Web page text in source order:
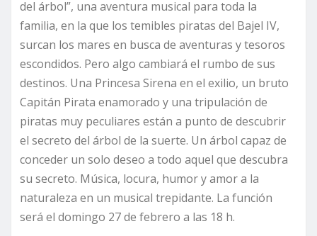
del árbol”, una aventura musical para toda la
familia, en la que los temibles piratas del Bajel IV,
surcan los mares en busca de aventuras y tesoros
escondidos. Pero algo cambiará el rumbo de sus
destinos. Una Princesa Sirena en el exilio, un bruto
Capitán Pirata enamorado y una tripulación de
piratas muy peculiares están a punto de descubrir
el secreto del árbol de la suerte. Un árbol capaz de
conceder un solo deseo a todo aquel que descubra
su secreto. Música, locura, humor y amor a la
naturaleza en un musical trepidante. La función
será el domingo 27 de febrero a las 18 h.